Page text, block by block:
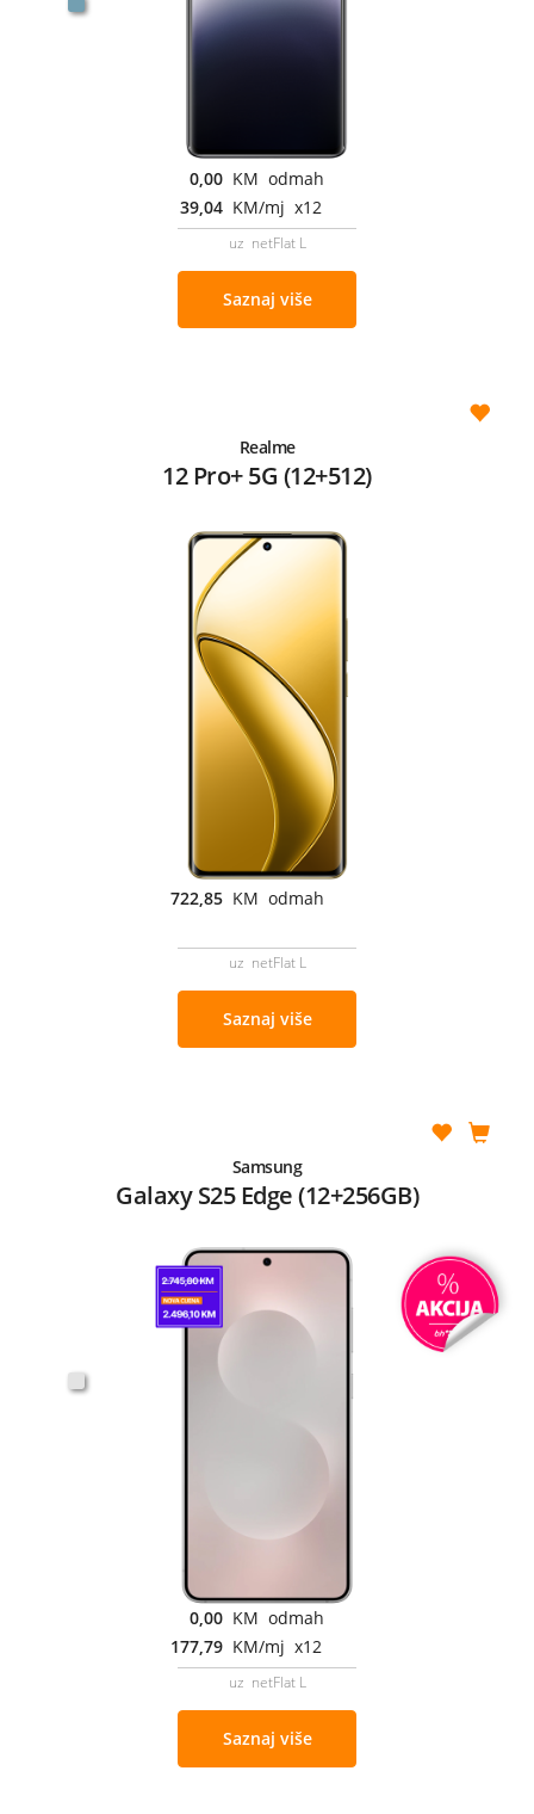
0,00 KM odmah
39,04 KM/mj x12
uz netFlat L
Saznaj više
Realme
12 Pro+ 5G (12+512)
722,85 KM odmah
uz netFlat L
Saznaj više
Samsung
Galaxy S25 Edge (12+256GB)
0,00 KM odmah
177,79 KM/mj x12
uz netFlat L
Saznaj više